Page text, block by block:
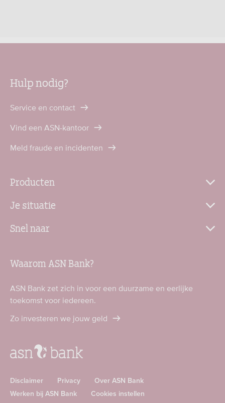
Hulp nodig?
Service en contact
Vind een ASN-kantoor
Meld fraude en incidenten
Producten
Je situatie
Snel naar
Waarom ASN Bank?
ASN Bank zet zich in voor een duurzame en eerlijke
toekomst voor iedereen.
Zo investeren we jouw geld
Disclaimer Privacy
Over ASN Bank
Werken bij ASN Bank
Cookies instellen